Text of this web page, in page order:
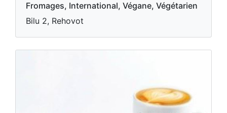
Fromages, International, Végane, Végétarien
Bilu 2, Rehovot